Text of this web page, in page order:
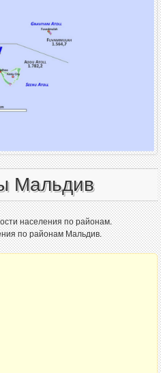
Мальдив
населения по районам.
по районам Мальдив.